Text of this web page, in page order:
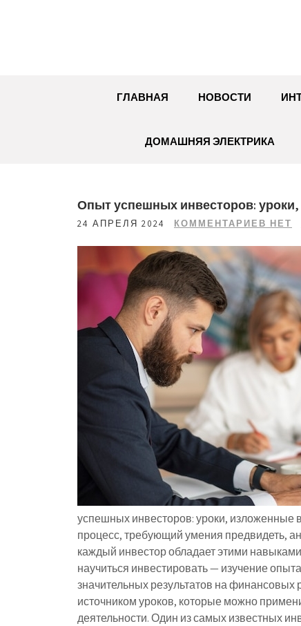
ГЛАВНАЯ НОВОСТИ
ДОМАШНЯЯ ЭЛЕКТРИКА
Опыт успешных инвесторов:
24 АПРЕЛЯ 2024 КОММЕНТАРИЕВ НЕТ
успешных инвесторов: уроки, изложенные
процесс, требующий умения предвидеть,
каждый инвестор обладает этими
научиться инвестировать — изучение
значительных результатов на
источником уроков, которые можно
деятельности. Один из самых известных